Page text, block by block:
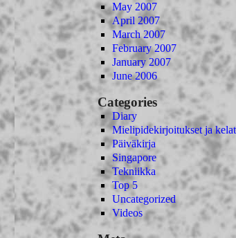
May 2007
April 2007
March 2007
February 2007
January 2007
June 2006
Categories
Diary
Mielipidekirjoitukset ja kelat
Päiväkirja
Singapore
Tekniikka
Top 5
Uncategorized
Videos